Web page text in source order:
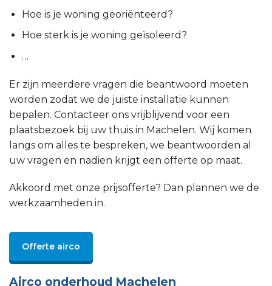
Hoe is je woning georiënteerd?
Hoe sterk is je woning geïsoleerd?
…
Er zijn meerdere vragen die beantwoord moeten
worden zodat we de juiste installatie kunnen
bepalen. Contacteer ons vrijblijvend voor een
plaatsbezoek bij uw thuis in Machelen. Wij komen
langs om alles te bespreken, we beantwoorden al
uw vragen en nadien krijgt een offerte op maat.
Akkoord met onze prijsofferte? Dan plannen we de
werkzaamheden in.
Offerte airco
Airco onderhoud Machelen